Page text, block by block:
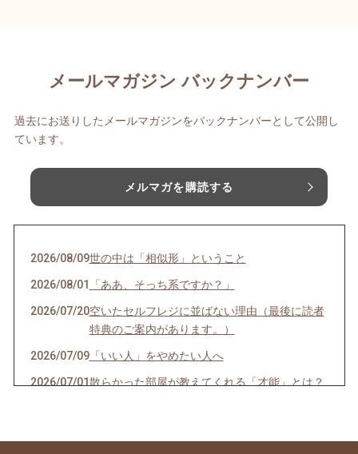
メールマガジン バックナンバー
過去にお送りしたメールマガジンをバックナンバーとして公開し
ています。
メルマガを購読する
2026/08/09世の中は「相似形」ということ
2026/08/01 「ああ、そっち系ですか？」
2026/07/20空いたセルフレジに並ばない理由（最後に読者
特典のご案内があります。）
2026/07/09「いい人」をやめたい人へ
2026/07/01散らかった部屋が教えてくれる「才能」とは？